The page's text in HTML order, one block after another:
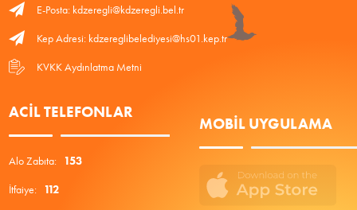
E-Posta: kdzeregli@kdzeregli.bel.tr
Kep Adresi: kdzereglibelediyesi@hs01.kep.tr
KVKK Aydınlatma Metni
ACIL TELEFONLAR
Alo Zabıta: 153
İtfaiye: 112
MOBIL UYGULAMA